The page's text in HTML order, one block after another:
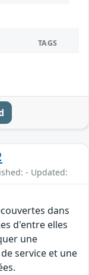
TAGS
- Updated:
dans
d'entre elles
une
service et une